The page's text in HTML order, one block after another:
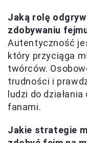
Jaką rolę
zdobywaniu
Autentyczność
który przyciąga
twórców.
trudności i
ludzi do
fanami.
Jakie strategie